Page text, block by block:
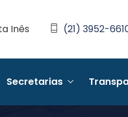
Inês (21) 3952-
Secretarias